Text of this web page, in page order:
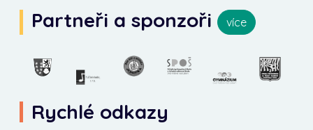
Partneři a sponzoři více
Rychlé odkazy